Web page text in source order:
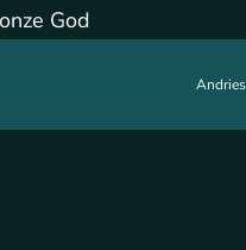
God